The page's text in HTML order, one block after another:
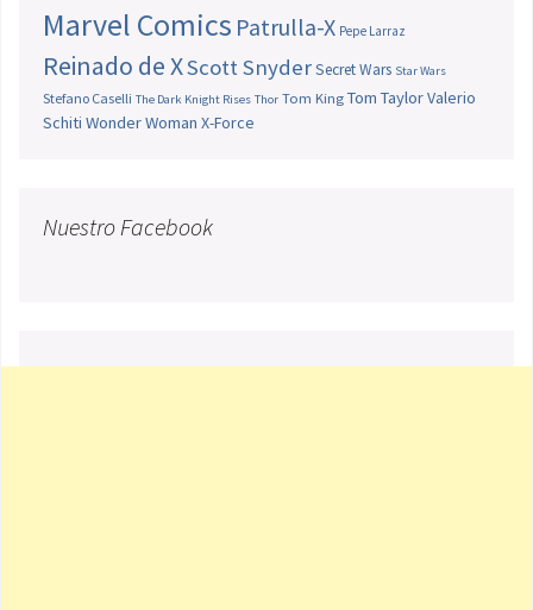
Marvel Comics Patrulla-X Pepe Larraz
Reinado de XScott SnyderSecret Wars Star Wars
Stefano Caselli The Dark Knight Rises Thor Tom King Tom TaylorValerio
Schiti Wonder Woman X-Force
Nuestro Facebook